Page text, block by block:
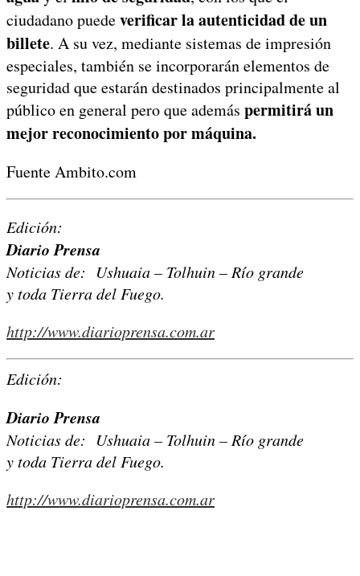
ciudadano puedeverificar la autenticidad de un
billete. A su vez, mediante sistemas de impresión
especiales, también se incorporarán elementos de
seguridad que estarán destinados principalmente al
público en general pero que además permitirá un
mejor reconocimiento por máquina.
Fuente Ambito.com
Edición:
Diario Prensa
Noticias de: Ushuaia – Tolhuin – Río grande
y toda Tierra del Fuego.
http://www.diarioprensa.com.ar
Edición:
Diario Prensa
Noticias de: Ushuaia – Tolhuin – Río grande
y toda Tierra del Fuego.
http://www.diarioprensa.com.ar